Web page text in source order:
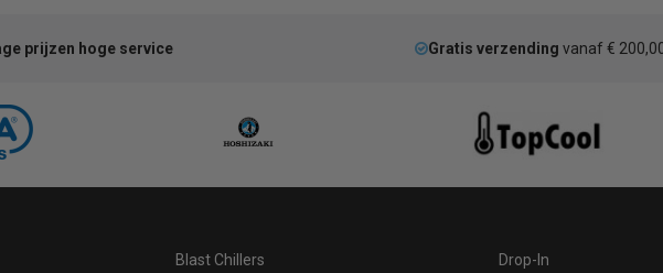
prijzen hoge service Gratis verzending vanaf €
Blast Chillers
Drop-In